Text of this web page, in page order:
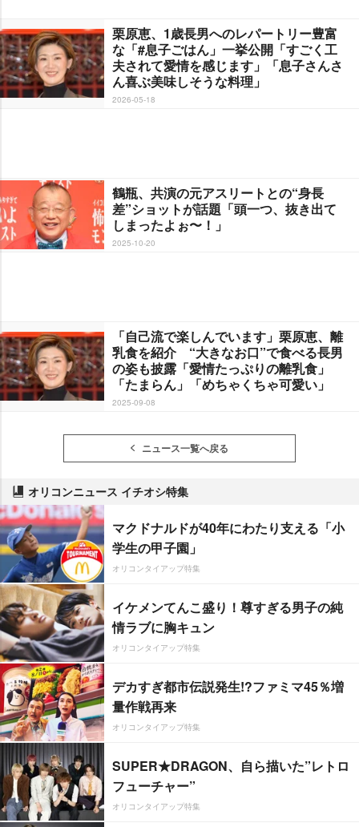
栗原恵、1歳長男へのレパートリー豊富
な「#息子ごはん」一挙公開「すごく工
夫されて愛情を感じます」「息子さんさ
ん喜ぶ美味しそうな料理」
2026-05-18
鶴瓶、共演の元アスリートとの“身長
差”ショットが話題「頭一つ、抜き出て
しまったよぉ〜！」
2025-10-20
「自己流で楽しんでいます」栗原恵、離
乳食を紹介 “大きなお口”で食べる長男
の姿も披露「愛情たっぷりの離乳食」
「たまらん」「めちゃくちゃ可愛い」
2025-09-08
ニュース一覧へ戻る
オリコンニュース イチオシ特集
マクドナルドが40年にわたり支える「小
学生の甲子園」
オリコンタイアップ特集
イケメンてんこ盛り！尊すぎる男子の純
情ラブに胸キュン
オリコンタイアップ特集
デカすぎ都市伝説発生!?ファミマ45％増
量作戦再来
オリコンタイアップ特集
SUPER★DRAGON、自ら描いた”レトロ
フューチャー”
オリコンタイアップ特集